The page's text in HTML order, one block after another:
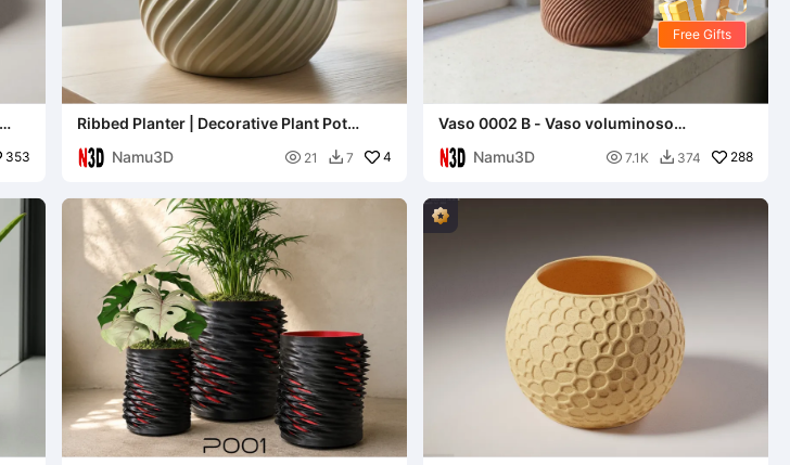
353
Ribbed Planter | Decorative Plant Pot
Namu3D
 21  7 4
Vaso 0002 B - Vaso voluminoso
Namu3D
 7.1K  374 288
Free Gifts